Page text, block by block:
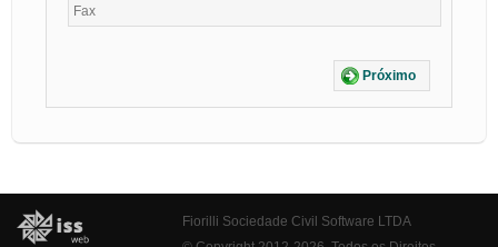
Próximo
Fiorilli Sociedade Civil Software LTDA